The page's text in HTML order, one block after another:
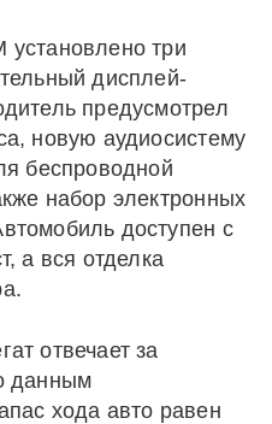
установлено три
дисплей-
предусмотрел
новую аудиосистему
беспроводной
набор электронных
доступен с
а вся отделка
отвечает за
данным
хода авто равен